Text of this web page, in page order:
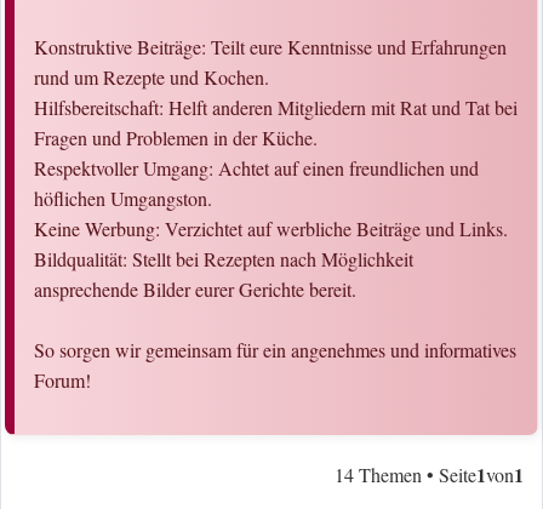
Konstruktive Beiträge: Teilt eure Kenntnisse und Erfahrungen
rund um Rezepte und Kochen.
Hilfsbereitschaft: Helft anderen Mitgliedern mit Rat und Tat bei
Fragen und Problemen in der Küche.
Respektvoller Umgang: Achtet auf einen freundlichen und
höflichen Umgangston.
Keine Werbung: Verzichtet auf werbliche Beiträge und Links.
Bildqualität: Stellt bei Rezepten nach Möglichkeit
ansprechende Bilder eurer Gerichte bereit.
So sorgen wir gemeinsam für ein angenehmes und informatives
Forum!
14 Themen • Seite1von1